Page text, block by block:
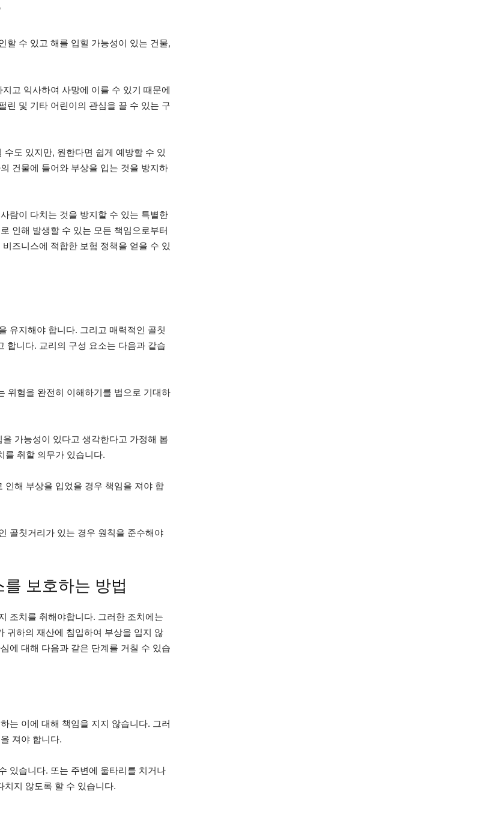
할 수 있고 해를 입힐 가능성이 있는 건물,
고 익사하여 사망에 이를 수 있기 때문에
린 및 기타 어린이의 관심을 끌 수 있는 구
도 있지만, 원한다면 쉽게 예방할 수 있
건물에 들어와 부상을 입는 것을 방지하
람이 다치는 것을 방지할 수 있는 특별한
인해 발생할 수 있는 모든 책임으로부터
즈니스에 적합한 보험 정책을 얻을 수 있
유지해야 합니다. 그리고 매력적인 골칫
합니다. 교리의 구성 요소는 다음과 같습
위험을 완전히 이해하기를 법으로 기대하
가능성이 있다고 생각한다고 가정해 봅
를 취할 의무가 있습니다.
인해 부상을 입었을 경우 책임을 져야 합
골칫거리가 있는 경우 원칙을 준수해야
보호하는 방법
조치를 취해야합니다. 그러한 조치에는
귀하의 재산에 침입하여 부상을 입지 않
에 대해 다음과 같은 단계를 거칠 수 있습
는 이에 대해 책임을 지지 않습니다. 그러
져야 합니다.
있습니다. 또는 주변에 울타리를 치거나
지 않도록 할 수 있습니다.